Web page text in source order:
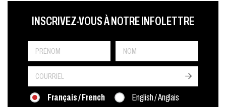
PRÉNOM
LAST NAME
INSCRIVEZ-VOUS À NOTRE INFOLETTRE
LANGUE
Français / French English / Anglais
->